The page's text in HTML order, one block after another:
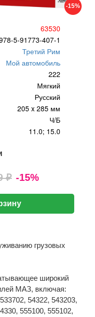
-15%
63530
5-91773-407-1
Третий Рим
Мой автомобиль
222
Мягкий
Русский
205 x 285 мм
Ч/Б
11.0; 15.0
₽ -15%
грузовых
широкий
МАЗ, включая:
54322, 543203,
555100, 555102,